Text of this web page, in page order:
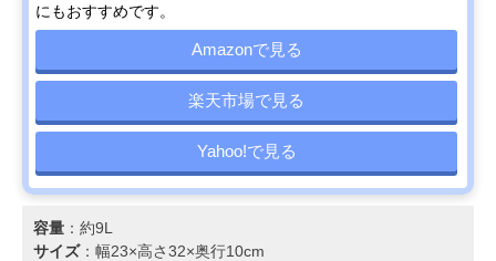
にもおすすめです。
Amazonで見る
楽天市場で見る
Yahoo!で見る
容量 ：約9L
サイズ：幅23×高さ32×奥行10cm